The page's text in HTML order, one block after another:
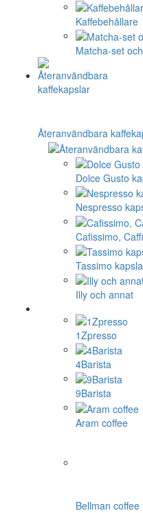
Kaffebehållare
Matcha-set
Återanvändbara
Dolce Gusto
Nespresso
Cafissimo,
Tassimo
Illy och annat
1Zpresso
4Barista
9Barista
Aram coffee
Bellman coffee